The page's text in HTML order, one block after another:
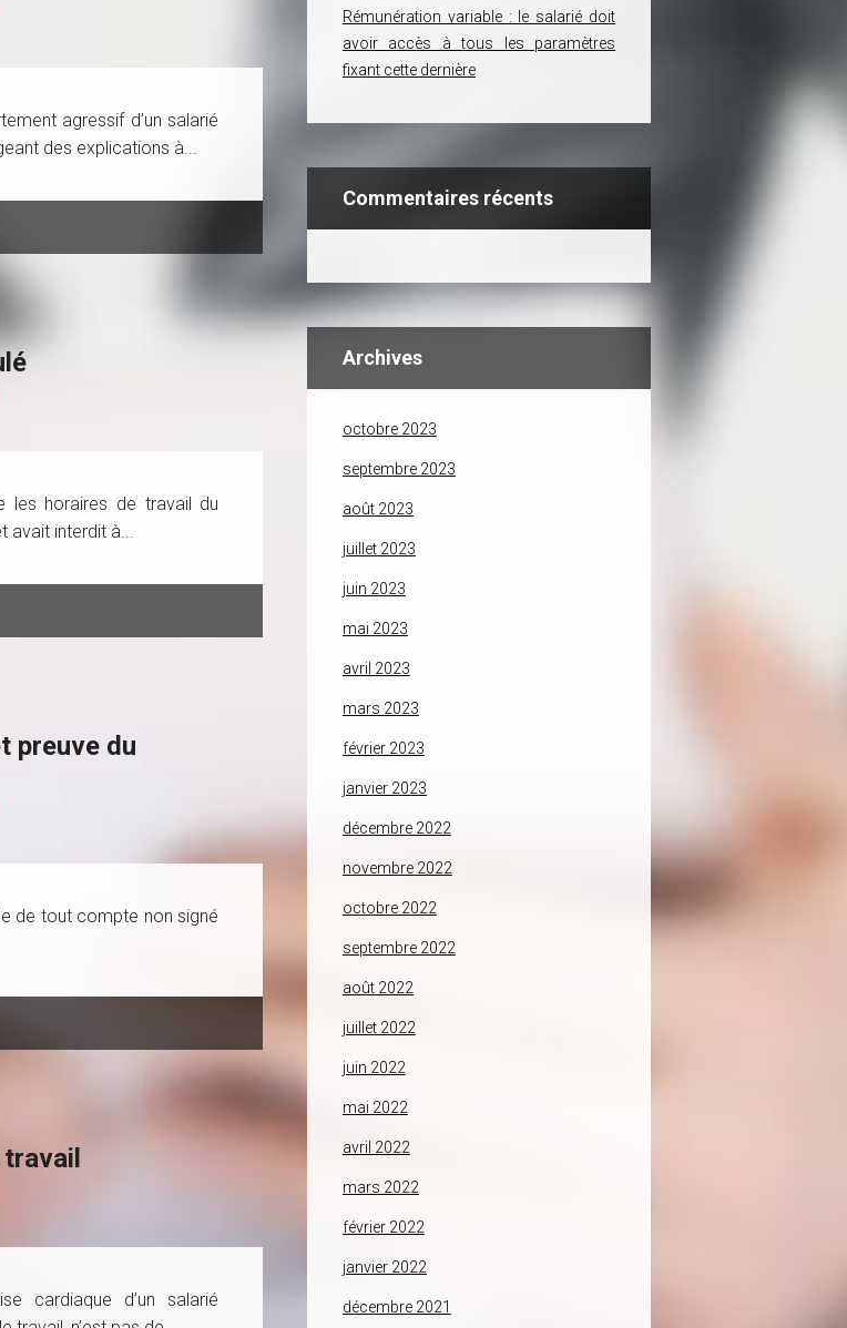
agressif d’un salarié
des explications à...
les horaires de travail du
avait interdit à...
preuve du
de tout compte non signé
cardiaque d’un salarié
Rémunération variable : le salarié doit
avoir accès à tous les paramètres
fixant cette dernière
Commentaires récents
Archives
octobre 2023
septembre 2023
août 2023
juillet 2023
juin 2023
mai 2023
avril 2023
mars 2023
février 2023
janvier 2023
décembre 2022
novembre 2022
octobre 2022
septembre 2022
août 2022
juillet 2022
juin 2022
mai 2022
avril 2022
mars 2022
février 2022
janvier 2022
décembre 2021